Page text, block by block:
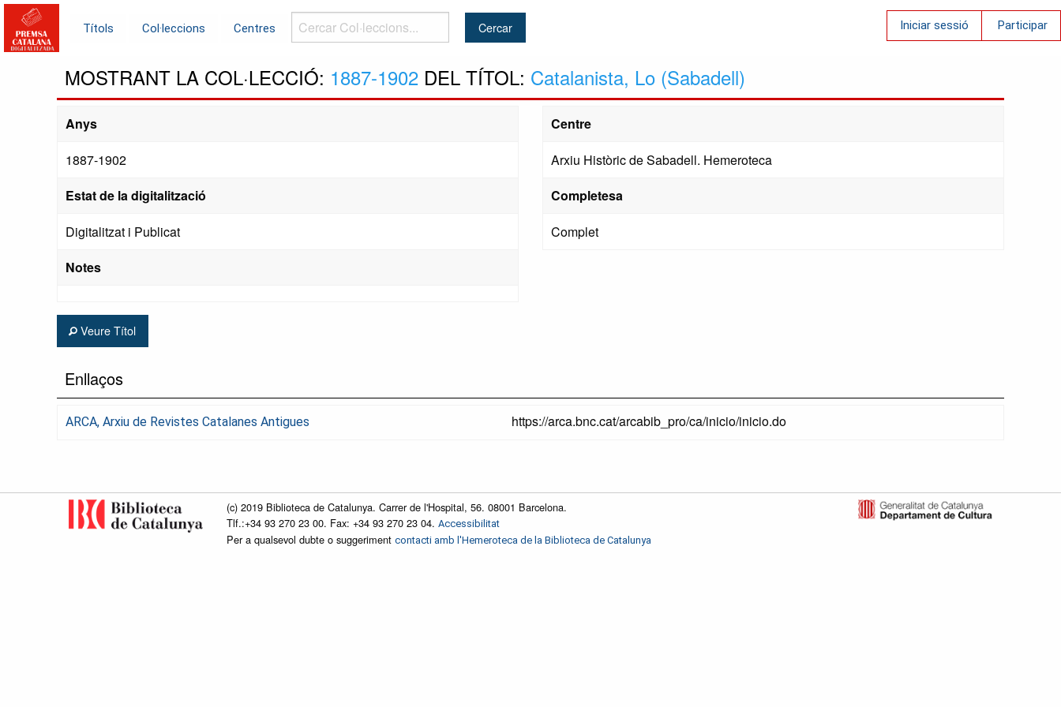
Títols Col·leccions Centres
Cercar
Col·leccions...
Iniciar sessió Participar
MOSTRANT LA COL·LECCIÓ: 1887-1902 DEL TÍTOL: Catalanista, Lo (Sabadell)
Anys
1887-1902
Estat de la digitalització
Digitalitzat i Publicat
Notes
Centre
Arxiu Històric de Sabadell. Hemeroteca
Completesa
Complet
Veure Títol
Enllaços
ARCA, Arxiu de Revistes Catalanes Antigues https://arca.bnc.cat/arcabib_pro/ca/inicio/inicio.do
(c) 2019 Biblioteca de Catalunya. Carrer de l'Hospital, 56. 08001 Barcelona.
Tlf.:+34 93 270 23 00. Fax: +34 93 270 23 04. Accessibilitat
Per a qualsevol dubte o suggeriment contacti amb l'Hemeroteca de la Biblioteca de Catalunya